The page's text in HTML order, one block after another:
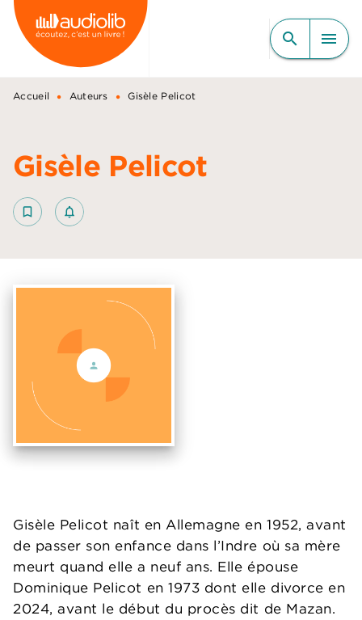
MENU RECHERCHE
CONTENU
PIED DE PAGE
search menu
Accueil • Auteurs • Gisèle Pelicot
Gisèle Pelicot
bookmark_border notifications_none_outlined
Gisèle Pelicot naît en Allemagne en 1952, avant
de passer son enfance dans l’Indre où sa mère
meurt quand elle a neuf ans. Elle épouse
Dominique Pelicot en 1973 dont elle divorce en
2024, avant le début du procès dit de Mazan.